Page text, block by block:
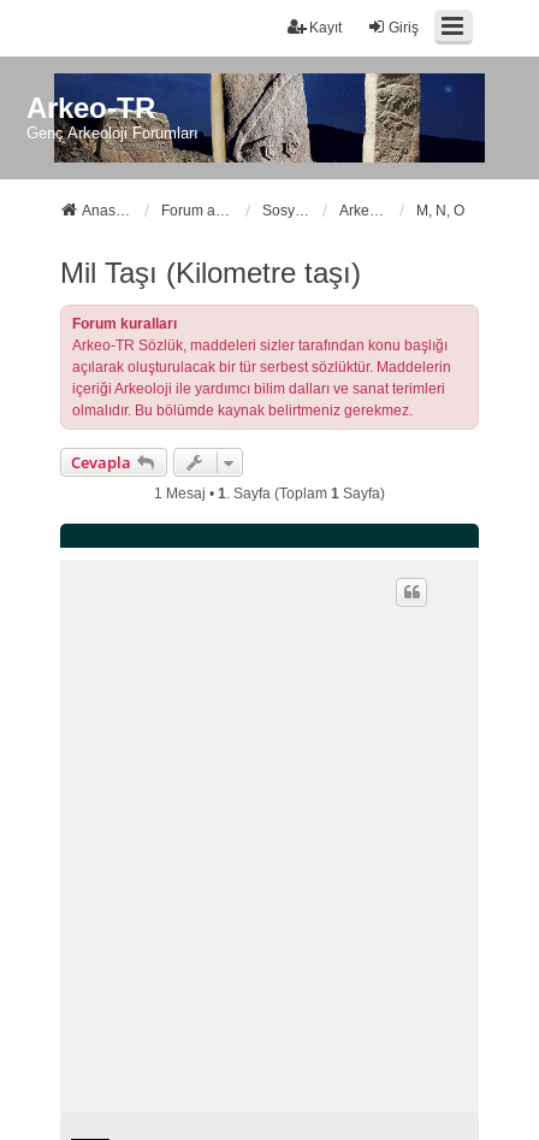
Giriş
Kayıt
Arkeo-TR
Genç Arkeoloji Forumları
Anasayfa Forum ana sayfa Sosyal Forumlarımız Arkeo-TR Sözlük M, N, O
Mil Taşı (Kilometre taşı)
Forum kuralları
Arkeo-TR Sözlük, maddeleri sizler tarafından konu başlığı
açılarak oluşturulacak bir tür serbest sözlüktür. Maddelerin
içeriği Arkeoloji ile yardımcı bilim dalları ve sanat terimleri
olmalıdır. Bu bölümde kaynak belirtmeniz gerekmez.
Cevapla
1 Mesaj • 1. Sayfa (Toplam 1Sayfa)